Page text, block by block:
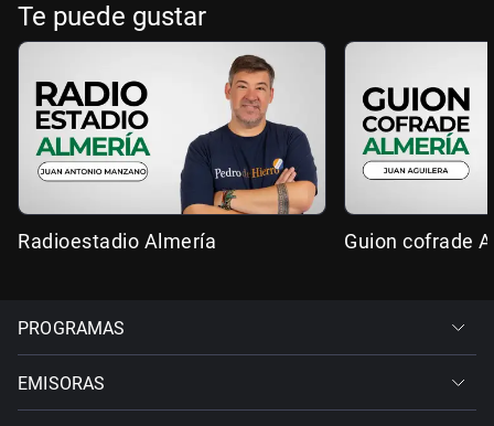
Te puede gustar
Radioestadio Almería Guion cofrade
PROGRAMAS
EMISORAS